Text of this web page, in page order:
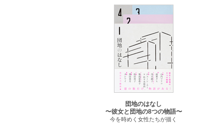
団地のはなし
〜彼女と団地の8つの物語〜
今を時めく女性たちが描く